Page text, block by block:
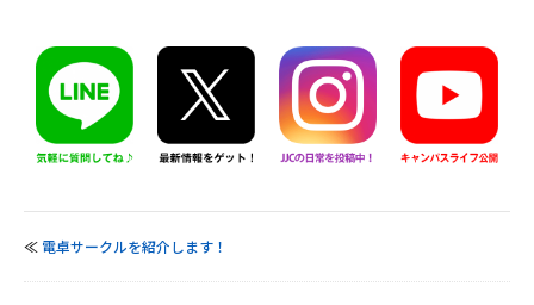
≪ 電卓サークルを紹介します！